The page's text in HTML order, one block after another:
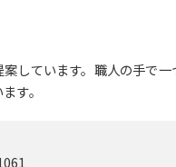
しています。職人の手で
す。